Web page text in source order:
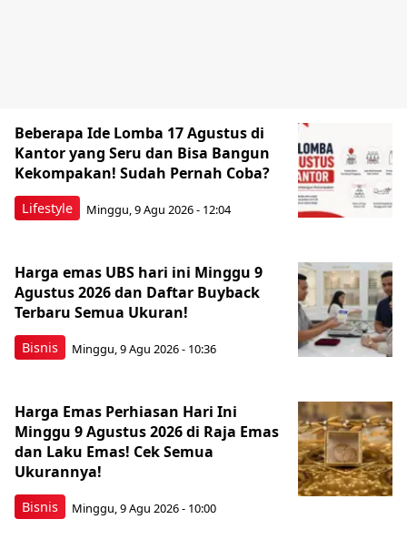
Lifestyle
Beberapa Ide Lomba 17 Agustus di
Kantor yang Seru dan Bisa Bangun
Kekompakan! Sudah Pernah Coba?
Minggu, 9 Agu 2026 - 12:04
Bisnis
Harga emas UBS hari ini Minggu 9
Agustus 2026 dan Daftar Buyback
Terbaru Semua Ukuran!
Minggu, 9 Agu 2026 - 10:36
Bisnis
Harga Emas Perhiasan Hari Ini
Minggu 9 Agustus 2026 di Raja Emas
dan Laku Emas! Cek Semua
Ukurannya!
Minggu, 9 Agu 2026 - 10:00